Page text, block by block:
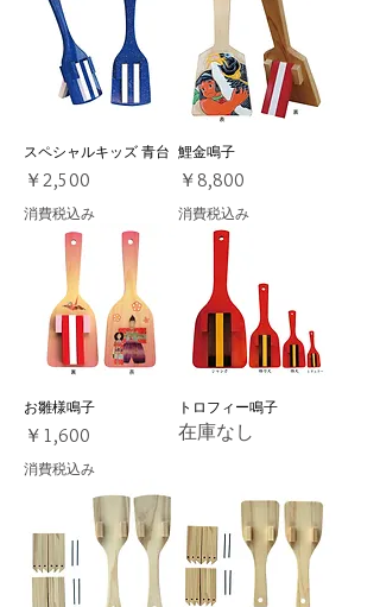
スペシャルキッズ 青台
価格
￥2,500
消費税込み
鯉金鳴子
価格
￥8,800
消費税込み
お雛様鳴子
価格
￥1,600
消費税込み
トロフィー鳴子
在庫なし